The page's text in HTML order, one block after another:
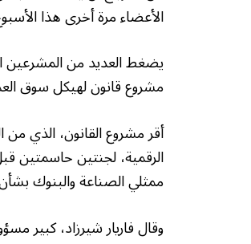
الأعضاء مرة أخرى هذا
مشروع قانون لهيكل سوق
أقر مشروع القانون، الذي
الرقمية، لجنتين
ممثلي الصناعة والبنوك